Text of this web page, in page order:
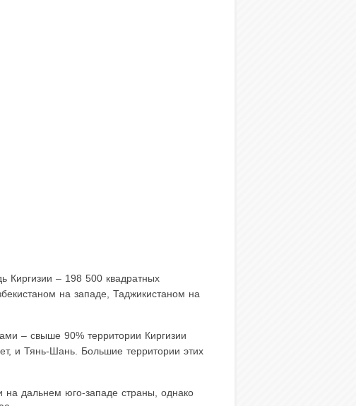
Киргизии – 198 500 квадратных
на западе, Таджикистаном на
– свыше 90% территории Киргизии
и Тянь-Шань. Большие территории этих
на дальнем юго-западе страны, однако